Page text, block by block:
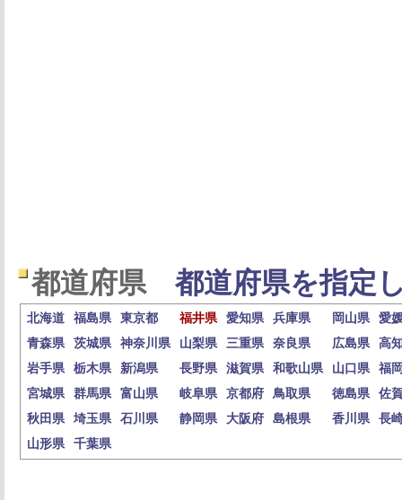
都道府県 都道府県を指定
北海道 福島県 東京都 福井県 愛知県 兵庫県 岡山県
愛
青森県
茨城県 神奈川県 山梨県 三重県 奈良県 広島県
高
岩手県
栃木県 新潟県 長野県 滋賀県 和歌山県 山口県
福
宮城県
群馬県 富山県 岐阜県 京都府 鳥取県 徳島県
佐
秋田県
埼玉県 石川県 静岡県 大阪府 島根県 香川県
長
山形県
千葉県